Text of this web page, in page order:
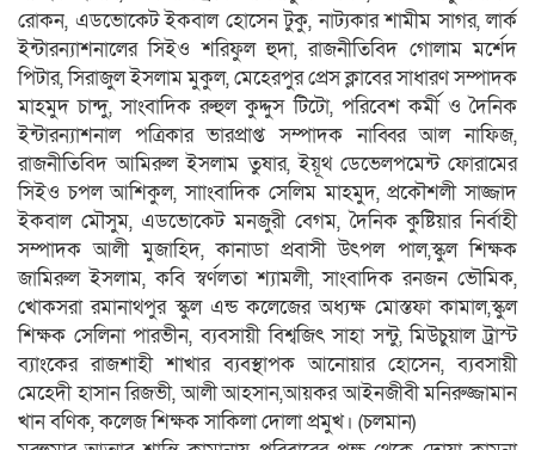
রোকন, এডভোকেট ইকবাল হোসেন টুকু, নাট্যকার শামীম সাগর, লার্ক
ইন্টারন্যাশনালের সিইও শরিফুল হুদা, রাজনীতিবিদ গোলাম মর্শেদ
পিটার, সিরাজুল ইসলাম মুকুল, মেহেরপুর প্রেস ক্লাবের সাধারণ সম্পাদক
মাহমুদ চান্দু, সাংবাদিক রুহুল কুদ্দুস টিটো, পরিবেশ কর্মী ও দৈনিক
ইন্টারন্যাশনাল পত্রিকার ভারপ্রাপ্ত সম্পাদক নাব্বির আল নাফিজ,
রাজনীতিবিদ আমিরুল ইসলাম তুষার, ইয়ূথ ডেভেলপমেন্ট ফোরামের
সিইও চপল আশিকুল, সাাংবাদিক সেলিম মাহমুদ, প্রকৌশলী সাজ্জাদ
ইকবাল মৌসুম, এডভোকেট মনজুরী বেগম, দৈনিক কুষ্টিয়ার নির্বাহী
সম্পাদক আলী মুজাহিদ, কানাডা প্রবাসী উৎপল পাল,স্কুল শিক্ষক
জামিরুল ইসলাম, কবি স্বর্ণলতা শ্যামলী, সাংবাদিক রনজন ভৌমিক,
খোকসরা রমানাথপুর স্কুল এন্ড কলেজের অধ্যক্ষ মোস্তফা কামাল,স্কুল
শিক্ষক সেলিনা পারভীন, ব্যবসায়ী বিশ্বজিৎ সাহা সন্টু, মিউচুয়াল ট্রাস্ট
ব্যাংকের রাজশাহী শাখার ব্যবস্থাপক আনোয়ার হোসেন, ব্যবসায়ী
মেহেদী হাসান রিজভী, আলী আহসান,আয়কর আইনজীবী মনিরুজ্জামান
খান বণিক, কলেজ শিক্ষক সাকিলা দোলা প্রমুখ। (চলমান)